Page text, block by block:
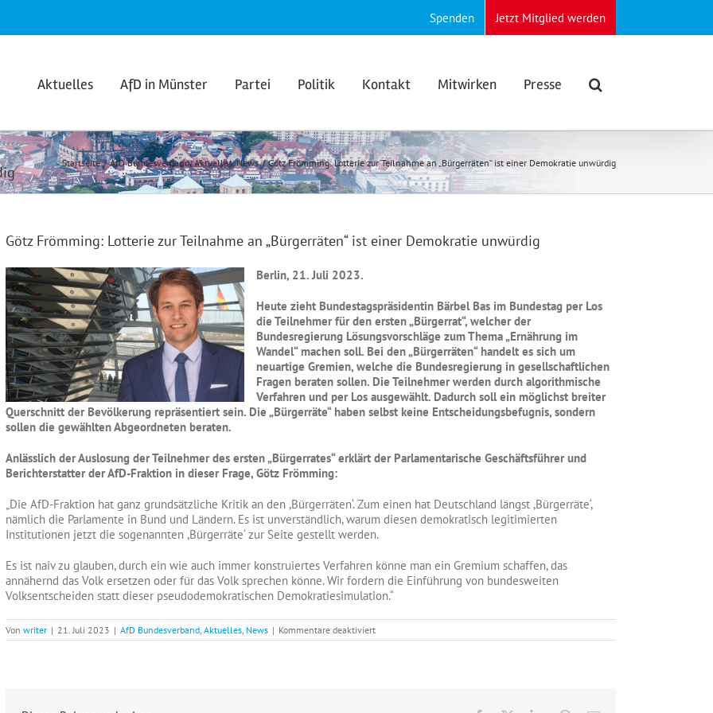
Spenden Jetzt Mitglied werden
Aktuelles AfD in Münster Partei Politik Kontakt Mitwirken Presse
Startseite AfD Bundesverband Aktuelles News Götz Frömming: Lotterie zur Teilnahme an „Bürgerräten“ ist einer Demokratie unwürdig
Götz Frömming: Lotterie zur Teilnahme an „Bürgerräten“ ist einer Demokratie unwürdig
Berlin, 21. Juli 2023.
Heute zieht Bundestagspräsidentin Bärbel Bas im Bundestag per Los
die Teilnehmer für den ersten „Bürgerrat“, welcher der
Bundesregierung Lösungsvorschläge zum Thema „Ernährung im
Wandel“ machen soll. Bei den „Bürgerräten“ handelt es sich um
neuartige Gremien, welche die Bundesregierung in gesellschaftlichen
Fragen beraten sollen. Die Teilnehmer werden durch algorithmische
Verfahren und per Los ausgewählt. Dadurch soll ein möglichst breiter
Querschnitt der Bevölkerung repräsentiert sein. Die „Bürgerräte“ haben selbst keine Entscheidungsbefugnis, sondern
sollen die gewählten Abgeordneten beraten.
Anlässlich der Auslosung der Teilnehmer des ersten „Bürgerrates“ erklärt der Parlamentarische Geschäftsführer und
Berichterstatter der AfD-Fraktion in dieser Frage, Götz Frömming:
„Die AfD-Fraktion hat ganz grundsätzliche Kritik an den ,Bürgerräten‘. Zum einen hat Deutschland längst ,Bürgerräte‘,
nämlich die Parlamente in Bund und Ländern. Es ist unverständlich, warum diesen demokratisch legitimierten
Institutionen jetzt die sogenannten ,Bürgerräte‘ zur Seite gestellt werden.
Es ist naiv zu glauben, durch ein wie auch immer konstruiertes Verfahren könne man ein Gremium schaffen, das
annähernd das Volk ersetzen oder für das Volk sprechen könne. Wir fordern die Einführung von bundesweiten
Volksentscheiden statt dieser pseudodemokratischen Demokratiesimulation.“
Von writer | 21. Juli 2023 | AfD Bundesverband Aktuelles News | Kommentare deaktiviertfür
Götz